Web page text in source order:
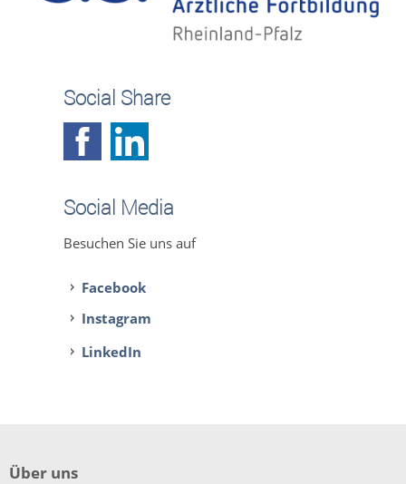
Social Share
Social Media
Besuchen Sie uns auf
Facebook
Instagram
LinkedIn
Über uns